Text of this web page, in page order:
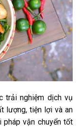
trải nghiệm dịch vụ
lượng, tiện lợi và an
pháp vận chuyển tốt